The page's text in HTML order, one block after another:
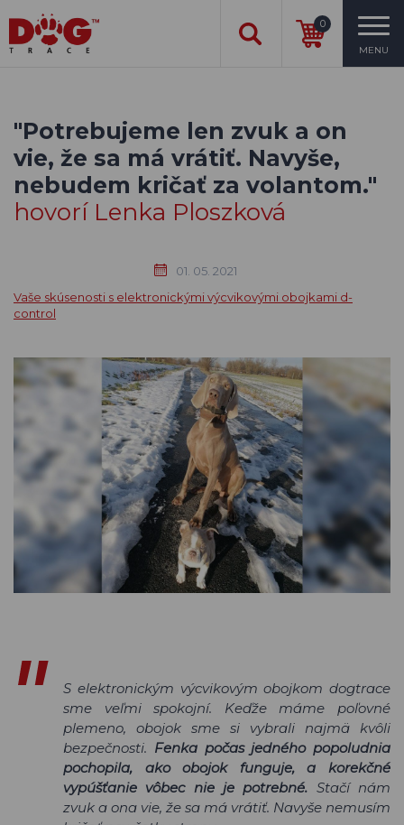
0
MENU
"Potrebujeme len zvuk a on
vie, že sa má vrátiť. Navyše,
nebudem kričať za volantom."
hovorí Lenka Ploszková
01. 05. 2021
Vaše skúsenosti s elektronickými výcvikovými obojkami d-
control
S elektronickým výcvikovým obojkom dogtrace
sme veľmi spokojní. Keďže máme poľovné
plemeno, obojok sme si vybrali najmä kvôli
bezpečnosti. Fenka počas jedného popoludnia
pochopila, ako obojok funguje, a korekčné
vypúšťanie vôbec nie je potrebné. Stačí nám
zvuk a ona vie, že sa má vrátiť. Navyše nemusím